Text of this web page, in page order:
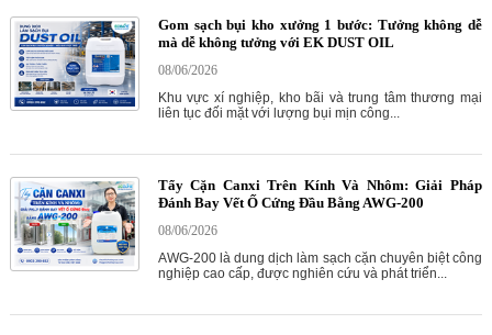
Gom sạch bụi kho xưởng 1 bước: Tưởng không dễ
mà dễ không tưởng với EK DUST OIL
08/06/2026
Khu vực xí nghiệp, kho bãi và trung tâm thương mại
liên tục đối mặt với lượng bụi mịn công...
Tẩy Cặn Canxi Trên Kính Và Nhôm: Giải Pháp
Đánh Bay Vết Ố Cứng Đầu Bằng AWG-200
08/06/2026
AWG-200 là dung dịch làm sạch cặn chuyên biệt công
nghiệp cao cấp, được nghiên cứu và phát triển...